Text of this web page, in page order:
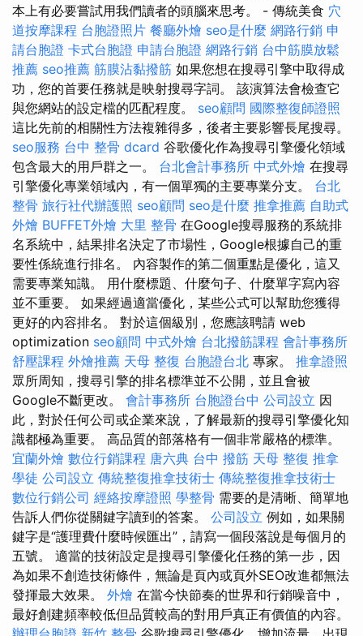
本上有必要嘗試用我們讀者的頭腦來思考。 - 傳統美食 穴
道按摩課程 台胞證照片 餐廳外燴 seo是什麼 網路行銷 申
請台胞證 卡式台胞證 申請台胞證 網路行銷 台中筋膜放鬆
推薦 seo推薦 筋膜沾黏撥筋 如果您想在搜尋引擎中取得成
功，您的首要任務就是映射搜尋字詞。 該演算法會檢查它
與您網站的設定檔的匹配程度。 seo顧問 國際整復師證照
這比先前的相關性方法複雜得多，後者主要影響長尾搜尋。
seo服務 台中 整骨 dcard 谷歌優化作為搜尋引擎優化領域
包含最大的用戶群之一。 台北會計事務所 中式外燴 在搜尋
引擎優化專業領域內，有一個單獨的主要專業分支。 台北
整骨 旅行社代辦護照 seo顧問 seo是什麼 推拿推薦 自助式
外燴 BUFFET外燴 大里 整骨 在Google搜尋服務的系統排
名系統中，結果排名決定了市場性，Google根據自己的重
要性係統進行排名。 內容製作的第二個重點是優化，這又
需要專業知識。 用什麼標題、什麼句子、什麼單字寫內容
並不重要。 如果經過適當優化，某些公式可以幫助您獲得
更好的內容排名。 對於這個級別，您應該聘請 web
optimization seo顧問 中式外燴 台北撥筋課程 會計事務所
舒壓課程 外燴推薦 天母 整復 台胞證台北 專家。 推拿證照
眾所周知，搜尋引擎的排名標準並不公開，並且會被
Google不斷更改。 會計事務所 台胞證台中 公司設立 因
此，對於任何公司或企業來說，了解最新的搜尋引擎優化知
識都極為重要。 高品質的部落格有一個非常嚴格的標準。
宜蘭外燴 數位行銷課程 唐六典 台中 撥筋 天母 整復 推拿
學徒 公司設立 傳統整復推拿技術士 傳統整復推拿技術士
數位行銷公司 經絡按摩證照 學整骨 需要的是清晰、簡單地
告訴人們你從關鍵字讀到的答案。 公司設立 例如，如果關
鍵字是“護理費什麼時候匯出”，請寫一個段落說是每個月的
五號。 適當的技術設定是搜尋引擎優化任務的第一步，因
為如果不創造技術條件，無論是頁內或頁外SEO改進都無法
發揮最大效果。 外燴 在當今快節奏的世界和行銷噪音中，
最好創建頻率較低但品質較高的對用戶真正有價值的內容。